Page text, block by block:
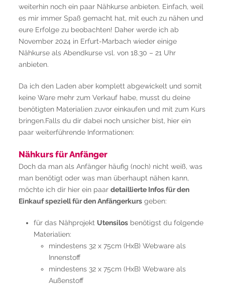
weiterhin noch ein paar Nähkurse anbieten. Einfach, weil
es mir immer Spaß gemacht hat, mit euch zu nähen und
eure Erfolge zu beobachten! Daher werde ich ab
November 2024 in Erfurt-Marbach wieder einige
Nähkurse als Abendkurse vsl. von 18.30 – 21 Uhr
anbieten.
Da ich den Laden aber komplett abgewickelt und somit
keine Ware mehr zum Verkauf habe, musst du deine
benötigten Materialien zuvor einkaufen und mit zum Kurs
bringen.Falls du dir dabei noch unsicher bist, hier ein
paar weiterführende Informationen:
Nähkurs für Anfänger
Doch da man als Anfänger häufig (noch) nicht weiß, was
man benötigt oder was man überhaupt nähen kann,
möchte ich dir hier ein paar detaillierte Infos für den
Einkauf speziell für den Anfängerkursgeben:
für das Nähprojekt Utensilosbenötigst du folgende
Materialien:
mindestens 32 x 75cm (HxB) Webware als
Innenstoff
mindestens 32 x 75cm (HxB) Webware als
Außenstoff